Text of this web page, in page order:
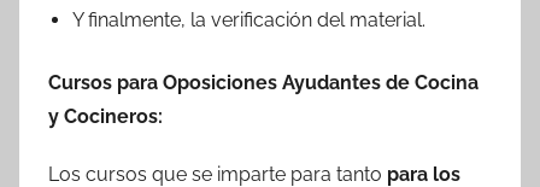
Y finalmente, la verificación del material.
Cursos para Oposiciones Ayudantes de Cocina
y Cocineros:
Los cursos que se imparte para tanto para los